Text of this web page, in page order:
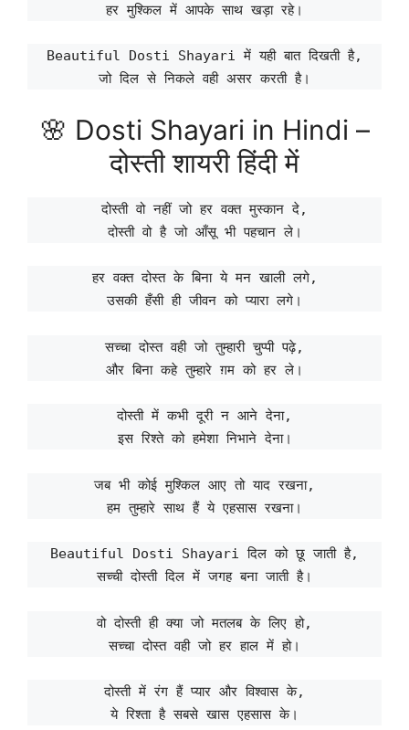
हर मुश्किल में आपके साथ खड़ा रहे।
Beautiful Dosti Shayari में यही बात दिखती है,
जो दिल से निकले वही असर करती है।
🌸 Dosti Shayari in Hindi –
दोस्ती शायरी हिंदी में
दोस्ती वो नहीं जो हर वक्त मुस्कान दे,
दोस्ती वो है जो आँसू भी पहचान ले।
हर वक्त दोस्त के बिना ये मन खाली लगे,
उसकी हँसी ही जीवन को प्यारा लगे।
सच्चा दोस्त वही जो तुम्हारी चुप्पी पढ़े,
और बिना कहे तुम्हारे ग़म को हर ले।
दोस्ती में कभी दूरी न आने देना,
इस रिश्ते को हमेशा निभाने देना।
जब भी कोई मुश्किल आए तो याद रखना,
हम तुम्हारे साथ हैं ये एहसास रखना।
Beautiful Dosti Shayari दिल को छू जाती है,
सच्ची दोस्ती दिल में जगह बना जाती है।
वो दोस्ती ही क्या जो मतलब के लिए हो,
सच्चा दोस्त वही जो हर हाल में हो।
दोस्ती में रंग हैं प्यार और विश्वास के,
ये रिश्ता है सबसे खास एहसास के।